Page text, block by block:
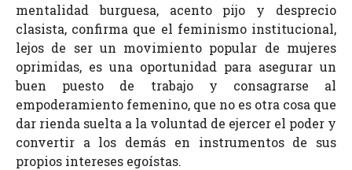
mentalidad burguesa, acento pijo y desprecio
clasista, confirma que el feminismo institucional,
lejos de ser un movimiento popular de mujeres
oprimidas, es una oportunidad para asegurar un
buen puesto de trabajo y consagrarse al
empoderamiento femenino, que no es otra cosa que
dar rienda suelta a la voluntad de ejercer el poder y
convertir a los demás en instrumentos de sus
propios intereses egoístas.